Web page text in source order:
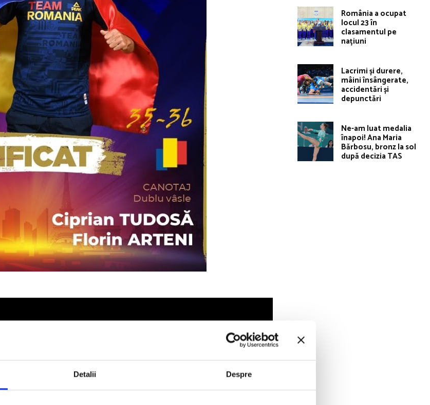
Detalii Despre
România a ocupat
locul 23 în
clasamentul pe
națiuni
Lacrimi și durere,
mâini însângerate,
accidentări și
depunctări
Ne-am luat medalia
înapoi! Ana Maria
Bărbosu, bronz la sol
după decizia TAS